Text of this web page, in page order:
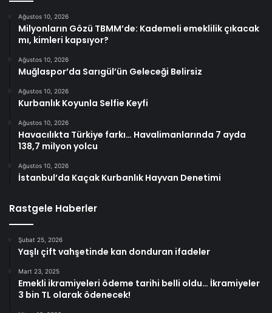
Ağustos 10, 2026
Milyonların Gözü TBMM’de: Kademeli emeklilik çıkacak
mı, kimleri kapsıyor?
Ağustos 10, 2026
Muğlaspor’da Sarıgül’ün Geleceği Belirsiz
Ağustos 10, 2026
Kurbanlık Koyunla Selfie Keyfi
Ağustos 10, 2026
Havacılıkta Türkiye farkı… Havalimanlarında 7 ayda
138,7 milyon yolcu
Ağustos 10, 2026
İstanbul’da Kaçak Kurbanlık Hayvan Denetimi
Rastgele Haberler
Şubat 25, 2026
Yaşlı çift vahşetinde kan donduran ifadeler
Mart 23, 2025
Emekli ikramiyeleri ödeme tarihi belli oldu… İkramiyeler
3 bin TL olarak ödenecek!